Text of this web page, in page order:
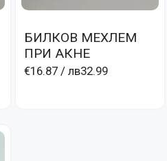
БИЛКОВ МЕХЛЕМ
ПРИ АКНЕ
€16.87 / лв32.99